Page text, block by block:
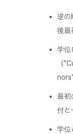
逆の
後最
学位
（
最初
付と
学位